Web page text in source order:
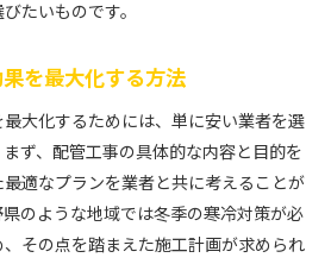
たいものです。
を最大化する方法
大化するためには、単に安い業者を選
ず、配管工事の具体的な内容と目的を
適なプランを業者と共に考えることが
のような地域では冬季の寒冷対策が必
その点を踏まえた施工計画が求められ